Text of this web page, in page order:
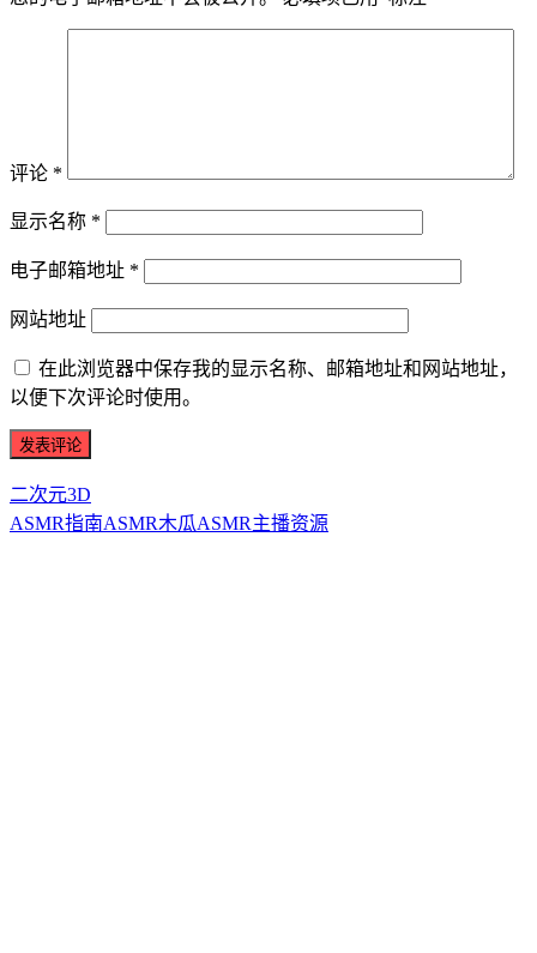
评论 *
显示名称 *
电子邮箱地址 *
网站地址
在此浏览器中保存我的显示名称、邮箱地址和网站地址，
以便下次评论时使用。
二次元3D
ASMR指南ASMR木瓜ASMR主播资源